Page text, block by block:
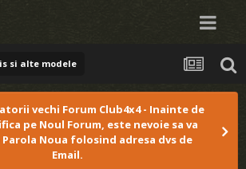
si alte modele
vechi Forum Club4x4 - Inainte de
pe Noul Forum, este nevoie sa va
Noua folosind adresa dvs de
Email.